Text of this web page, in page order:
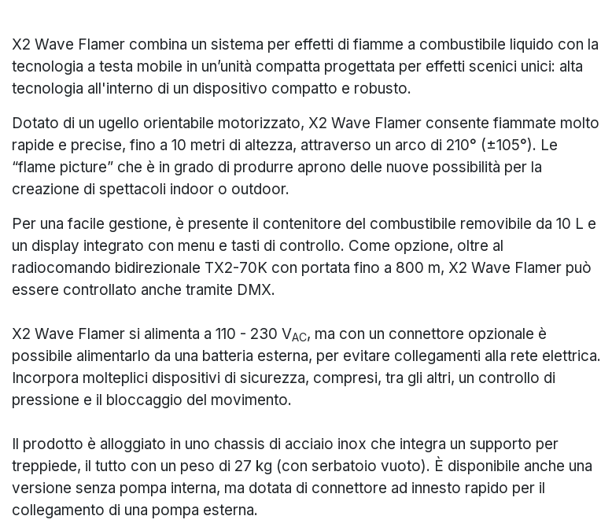
X2 Wave Flamer combina un sistema per effetti di fiamme a combustibile liquido con la
tecnologia a testa mobile in un’unità compatta progettata per effetti scenici unici: alta
tecnologia all'interno di un dispositivo compatto e robusto.
Dotato di un ugello orientabile motorizzato, X2 Wave Flamer consente fiammate molto
rapide e precise, fino a 10 metri di altezza, attraverso un arco di 210° (±105°). Le
“flame picture” che è in grado di produrre aprono delle nuove possibilità per la
creazione di spettacoli indoor o outdoor.
Per una facile gestione, è presente il contenitore del combustibile removibile da 10 L e
un display integrato con menu e tasti di controllo. Come opzione, oltre al
radiocomando bidirezionale TX2-70K con portata fino a 800 m, X2 Wave Flamer può
essere controllato anche tramite DMX.
X2 Wave Flamer si alimenta a 110 - 230 VAC, ma con un connettore opzionale è
possibile alimentarlo da una batteria esterna, per evitare collegamenti alla rete elettrica.
Incorpora molteplici dispositivi di sicurezza, compresi, tra gli altri, un controllo di
pressione e il bloccaggio del movimento.
Il prodotto è alloggiato in uno chassis di acciaio inox che integra un supporto per
treppiede, il tutto con un peso di 27 kg (con serbatoio vuoto). È disponibile anche una
versione senza pompa interna, ma dotata di connettore ad innesto rapido per il
collegamento di una pompa esterna.